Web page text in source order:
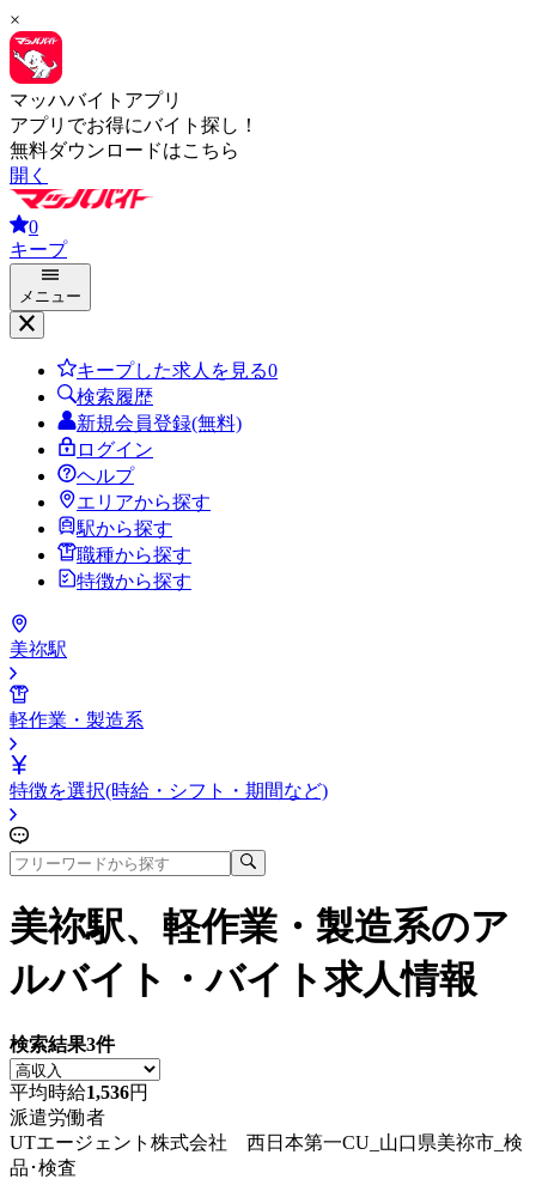
×
マッハバイトアプリ
アプリでお得にバイト探し！
無料ダウンロードはこちら
開く
0
キープ
メニュー
キープした求人を見る0
検索履歴
新規会員登録(無料)
ログイン
ヘルプ
エリアから探す
駅から探す
職種から探す
特徴から探す
美祢駅
軽作業・製造系
特徴を選択(時給・シフト・期間など)
美祢駅、軽作業・製造系のア
ルバイト・バイト求人情報
検索結果3件
平均時給1,536円
派遣労働者
UTエージェント株式会社 西日本第一CU_山口県美祢市_検
品･検査